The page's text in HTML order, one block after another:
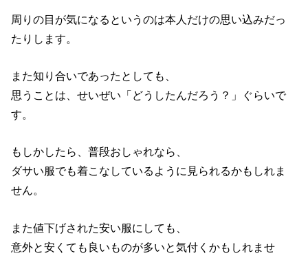
周りの目が気になるというのは本人だけの思い込みだっ
たりします。
また知り合いであったとしても、
思うことは、せいぜい「どうしたんだろう？」ぐらいで
す。
もしかしたら、普段おしゃれなら、
ダサい服でも着こなしているように見られるかもしれま
せん。
また値下げされた安い服にしても、
意外と安くても良いものが多いと気付くかもしれませ